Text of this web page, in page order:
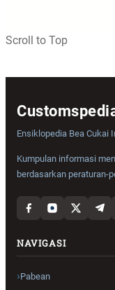
Scroll to Top
Ensiklopedia Bea Cukai
Kumpulan informasi
berdasarkan peraturan-
NAVIGASI
Pabean